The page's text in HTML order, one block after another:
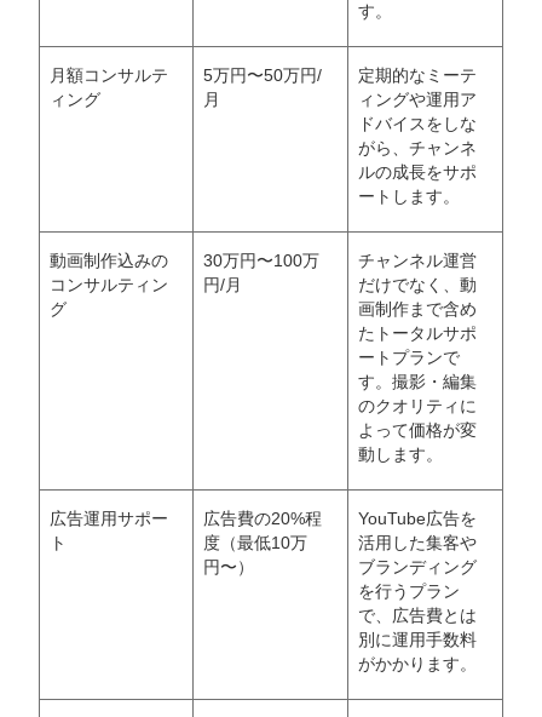
す。
月額コンサルテ
ィング
5万円〜50万円/
月
定期的なミーテ
ィングや運用ア
ドバイスをしな
がら、チャンネ
ルの成長をサポ
ートします。
動画制作込みの
コンサルティン
グ
30万円〜100万
円/月
チャンネル運営
だけでなく、動
画制作まで含め
たトータルサポ
ートプランで
す。撮影・編集
のクオリティに
よって価格が変
動します。
広告運用サポー
ト
広告費の20%程
度（最低10万
円〜）
YouTube広告を
活用した集客や
ブランディング
を行うプラン
で、広告費とは
別に運用手数料
がかかります。